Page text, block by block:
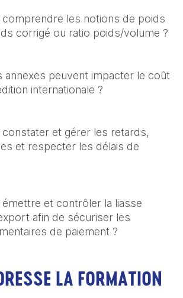
corrigé ou ratio poids/volume ?
internationale ?
et respecter les délais de
afin de sécuriser les
de paiement ?
LA FORMATION